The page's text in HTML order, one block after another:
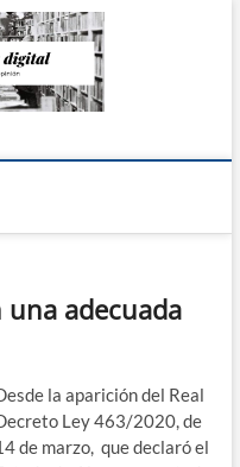
una adecuada
la aparición del Real
Ley 463/2020, de
de marzo, que declaró el